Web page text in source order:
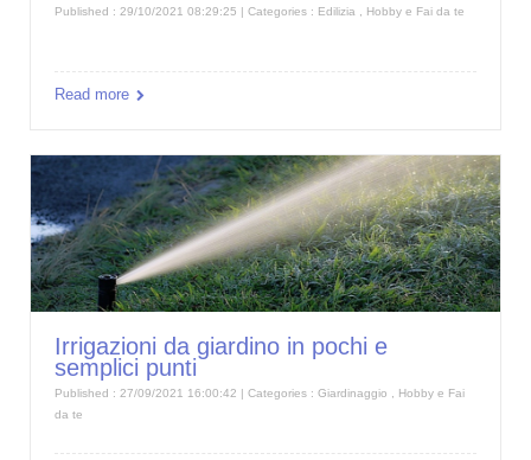
Published : 29/10/2021 08:29:25 | Categories : Edilizia Hobby e Fai da te
Read more
Irrigazioni da giardino in pochi e
semplici punti
Published : 27/09/2021 16:00:42 | Categories : Giardinaggio
Hobby e Fai
da te